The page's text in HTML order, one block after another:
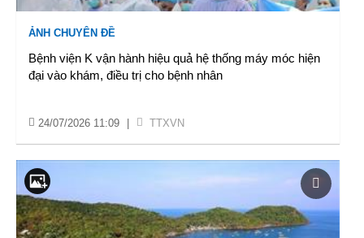
ẢNH CHUYÊN ĐỀ
Bệnh viện K vận hành hiệu quả hệ thống máy móc hiện
đại vào khám, điều trị cho bệnh nhân
24/07/2026 11:09 TTXVN